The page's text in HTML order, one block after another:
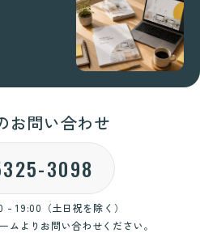
お問い合わせ
3098
- 19:00（土日祝を除く）
ムよりお問い合わせください。